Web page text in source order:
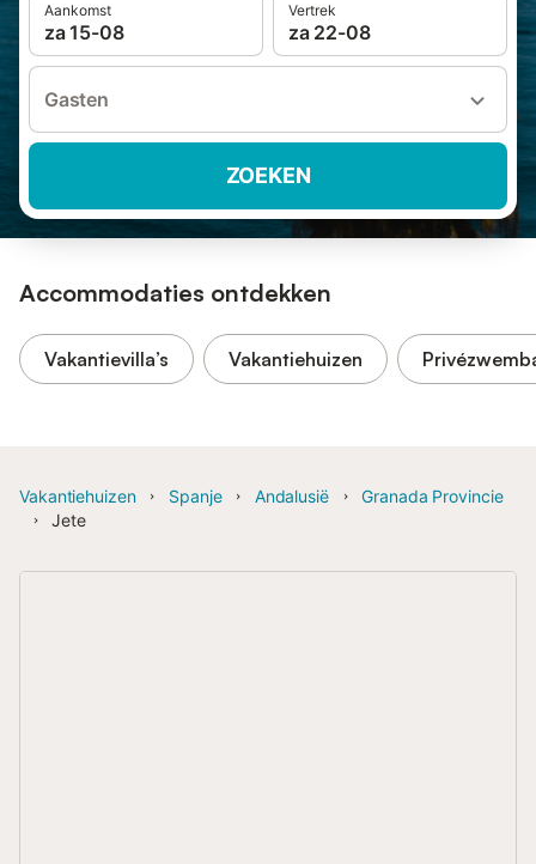
Aankomst
za 15-08
Vertrek
za 22-08
Gasten
ZOEKEN
Accommodaties ontdekken
Vakantievilla’s Vakantiehuizen
Vakantiehuizen Spanje Andalusië
Granada Provincie
Jete